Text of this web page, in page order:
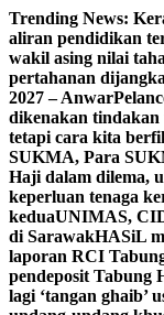
Skip
to
content
Trending News:
aliran pendidikan
wakil asing nilai
pertahanan
2027 – Anwar
dikenakan tindakan
tetapi cara kita
SUKMA, Para
Haji dalam dilema,
keperluan tenaga
keduaUNIMAS,
di SarawakHASiL
laporan RCI
pendeposit Tabung
lagi ‘tangan ghaib’